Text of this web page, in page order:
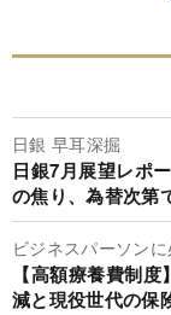
日銀 早耳深掘
日銀7月展望レポ
の焦り、為替次第
ビジネスパーソン
【高額療養費制
減と現役世代の保